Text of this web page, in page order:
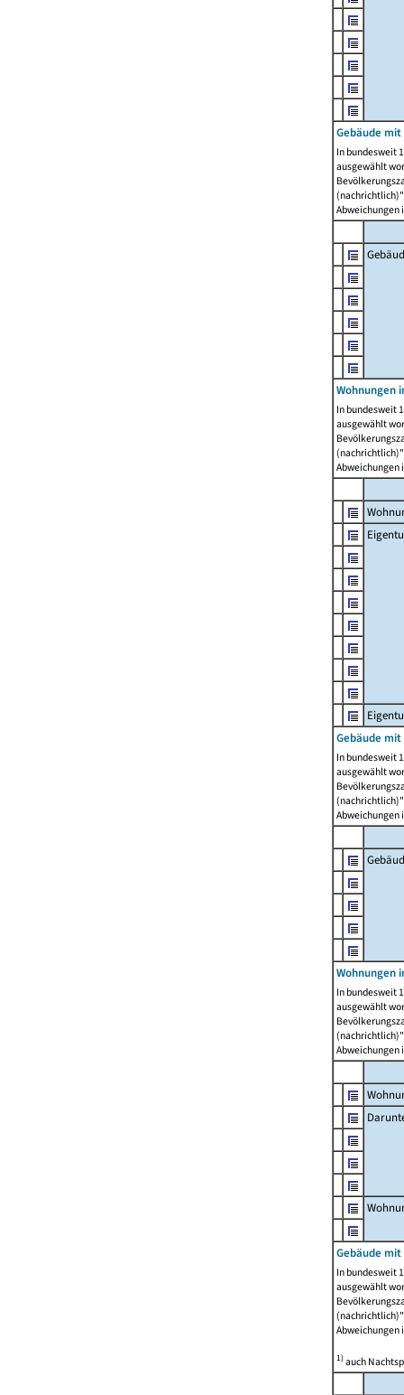
Gebäude mit
In bundesweit
ausgewählt
Abweichungen
Wohnungen
In bundesweit
ausgewählt
Abweichungen
Gebäude
In bundesweit
ausgewählt
Abweichungen
Wohnungen
In bundesweit
ausgewählt
Abweichungen
Gebäude
In bundesweit
ausgewählt
Abweichungen
1)auch